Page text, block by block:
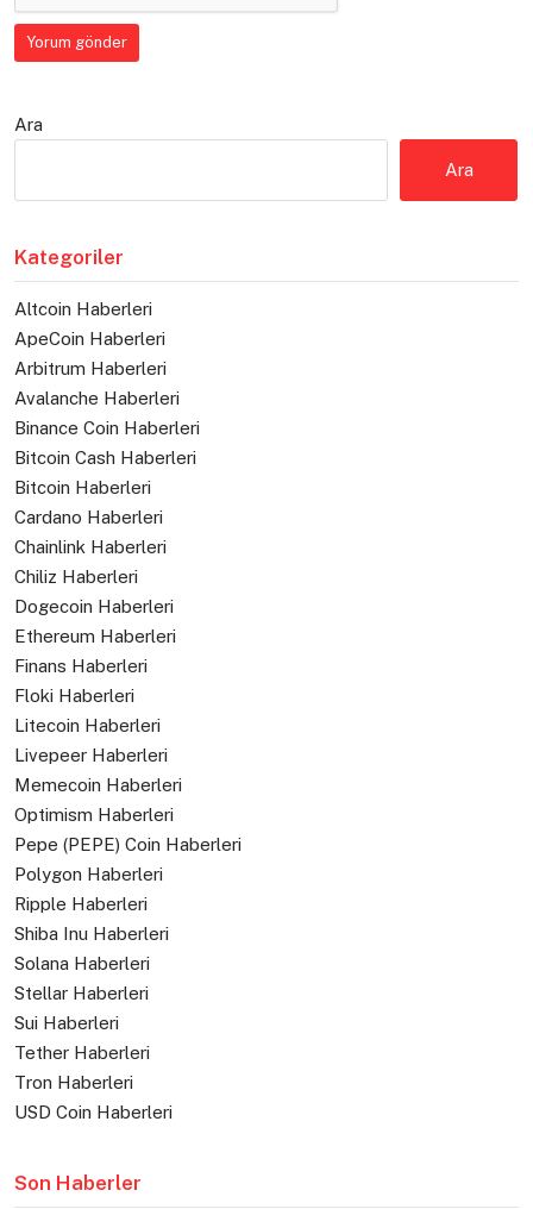
Ara
Ara
Kategoriler
Altcoin Haberleri
ApeCoin Haberleri
Arbitrum Haberleri
Avalanche Haberleri
Binance Coin Haberleri
Bitcoin Cash Haberleri
Bitcoin Haberleri
Cardano Haberleri
Chainlink Haberleri
Chiliz Haberleri
Dogecoin Haberleri
Ethereum Haberleri
Finans Haberleri
Floki Haberleri
Litecoin Haberleri
Livepeer Haberleri
Memecoin Haberleri
Optimism Haberleri
Pepe (PEPE) Coin Haberleri
Polygon Haberleri
Ripple Haberleri
Shiba Inu Haberleri
Solana Haberleri
Stellar Haberleri
Sui Haberleri
Tether Haberleri
Tron Haberleri
USD Coin Haberleri
Son Haberler